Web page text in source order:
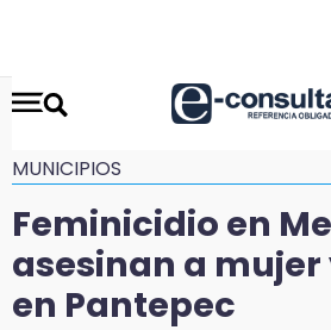
MUNICIPIOS
Feminicidio en
asesinan a
en Pantepec